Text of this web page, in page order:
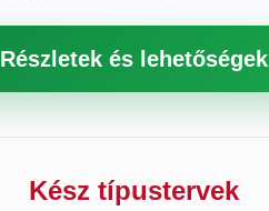
Részletek és lehetőségek
Kész típustervek